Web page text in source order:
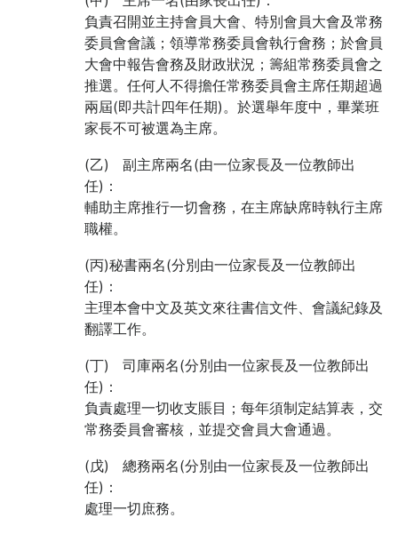
負責召開並主持會員大會、特別會員大會及常務
委員會會議；領導常務委員會執行會務；於會員
大會中報告會務及財政狀況；籌組常務委員會之
推選。任何人不得擔任常務委員會主席任期超過
兩屆(即共計四年任期)。於選舉年度中，畢業班
家長不可被選為主席。
(乙) 副主席兩名(由一位家長及一位教師出
任)：
輔助主席推行一切會務，在主席缺席時執行主席
職權。
(丙)秘書兩名(分別由一位家長及一位教師出
任)：
主理本會中文及英文來往書信文件、會議紀錄及
翻譯工作。
(丁) 司庫兩名(分別由一位家長及一位教師出
任)：
負責處理一切收支賬目；每年須制定結算表，交
常務委員會審核，並提交會員大會通過。
(戊) 總務兩名(分別由一位家長及一位教師出
任)：
處理一切庶務。